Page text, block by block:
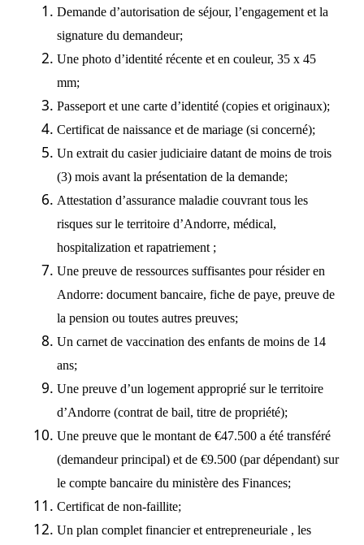
Demande d’autorisation de séjour, l’engagement et la
signature du demandeur;
Une photo d’identité récente et en couleur, 35 x 45
mm;
Passeport et une carte d’identité (copies et originaux);
Certificat de naissance et de mariage (si concerné);
Un extrait du casier judiciaire datant de moins de trois
(3) mois avant la présentation de la demande;
Attestation d’assurance maladie couvrant tous les
risques sur le territoire d’Andorre, médical,
hospitalization et rapatriement ;
Une preuve de ressources suffisantes pour résider en
Andorre: document bancaire, fiche de paye, preuve de
la pension ou toutes autres preuves;
Un carnet de vaccination des enfants de moins de 14
ans;
Une preuve d’un logement approprié sur le territoire
d’Andorre (contrat de bail, titre de propriété);
Une preuve que le montant de €47.500 a été transféré
(demandeur principal) et de €9.500 (par dépendant) sur
le compte bancaire du ministère des Finances;
Certificat de non-faillite;
Un plan complet financier et entrepreneuriale , les